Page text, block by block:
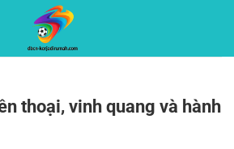
thoại, vinh quang và hành